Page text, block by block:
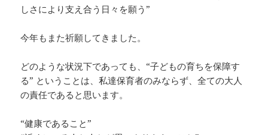
しさにより支え合う日々を願う”
今年もまた祈願してきました。
どのような状況下であっても、“子どもの育ちを保障す
る” ということは、私達保育者のみならず、全ての大人
の責任であると思います。
“健康であること”